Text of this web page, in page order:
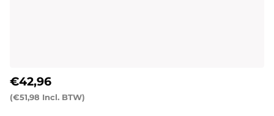
(€51,98 Incl. BTW)
€42,96